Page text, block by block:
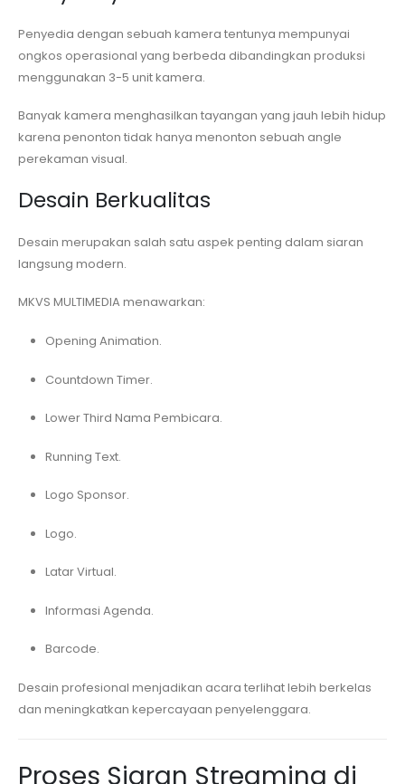
Penyedia dengan sebuah kamera tentunya mempunyai
ongkos operasional yang berbeda dibandingkan produksi
menggunakan 3-5 unit kamera.
Banyak kamera menghasilkan tayangan yang jauh lebih hidup
karena penonton tidak hanya menonton sebuah angle
perekaman visual.
Desain Berkualitas
Desain merupakan salah satu aspek penting dalam siaran
langsung modern.
MKVS MULTIMEDIA menawarkan:
Opening Animation.
Countdown Timer.
Lower Third Nama Pembicara.
Running Text.
Logo Sponsor.
Logo.
Latar Virtual.
Informasi Agenda.
Barcode.
Desain profesional menjadikan acara terlihat lebih berkelas
dan meningkatkan kepercayaan penyelenggara.
Proses Siaran Streaming di